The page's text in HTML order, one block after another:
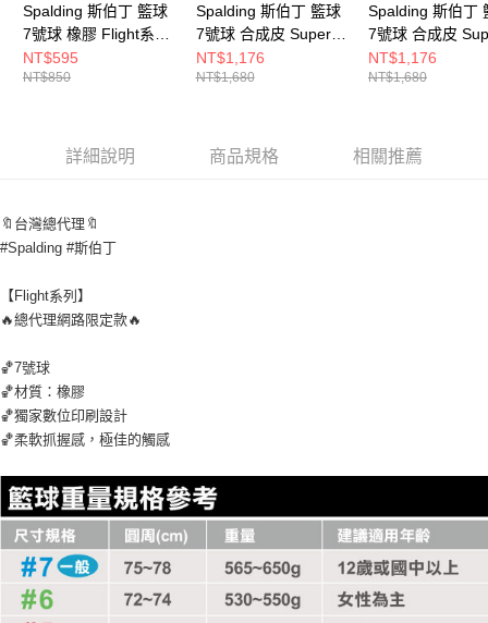
Spalding 斯伯丁 籃球
7號球 橡膠 Flight系列
星條旗 網路限定款
NT$595
NT$850
Spalding 斯伯丁 籃球
7號球 合成皮 Super
Flite系列 紅/白/藍 網路
限定款
NT$1,176
NT$1,680
Spalding 斯伯丁
7號球 合成皮
Flite系列 黃/紫
定款
NT$1,176
NT$1,680
詳細說明 商品規格 相關推薦
🔖台灣總代理🔖
#Spalding #斯伯丁
【Flight系列】
🔥總代理網路限定款🔥
🏀7號球
🏀材質：橡膠
🏀獨家數位印刷設計
🏀柔軟抓握感，極佳的觸感